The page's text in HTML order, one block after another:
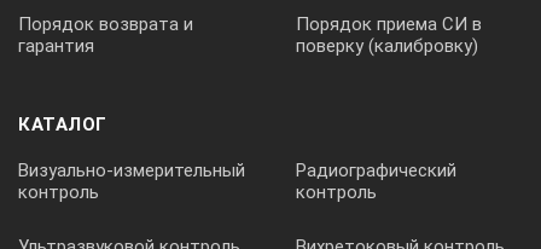
2
Порядок возврата и
гарантия
Порядок приема СИ в
поверку (калибровку)
КАТАЛОГ
Визуально-измерительный
контроль
Радиографический
контроль